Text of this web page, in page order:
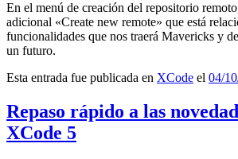
En el menú de creación del repositorio
adicional «Create new remote» que está
funcionalidades que nos traerá Mavericks y
un futuro.
Esta entrada fue publicada en XCode el 04/
Repaso rápido a las
XCode 5